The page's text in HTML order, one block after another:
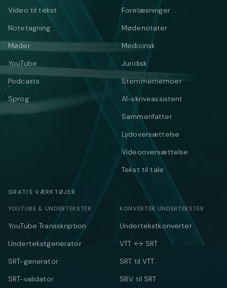
Video til tekst
Notetagning
Møder
YouTube
Podcasts
Sprog
Forelæsninger
Mødenotater
Medicinsk
Juridisk
Stemmememoer
AI-skriveassistent
Sammenfatter
Lydoversættelse
Videooversættelse
Tekst til tale
GRATIS VÆRKTØJER
YOUTUBE & UNDERTEKSTER
YouTube Transskription
Undertekstgenerator
SRT-generator
SRT-validator
KONVERTER UNDERTEKSTER
Undertekstkonverter
VTT ↔ SRT
SRT til VTT
SBV til SRT